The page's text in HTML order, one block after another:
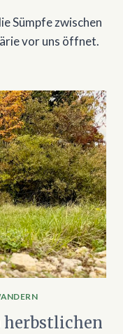
Sümpfe zwischen
vor uns öffnet.
herbstlichen